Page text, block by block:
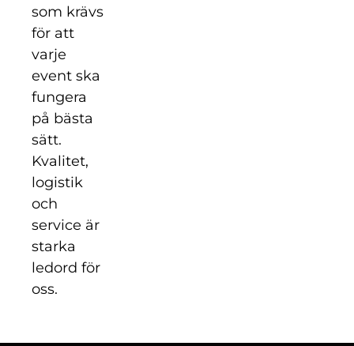
som krävs
för att
varje
event ska
fungera
på bästa
sätt.
Kvalitet,
logistik
och
service är
starka
ledord för
oss.